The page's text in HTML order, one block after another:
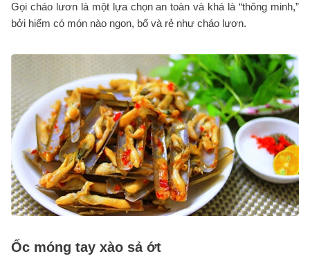
Gọi cháo lươn là một lựa chọn an toàn và khá là “thông minh,”
bởi hiếm có món nào ngon, bổ và rẻ như cháo lươn.
Ốc móng tay xào sả ớt